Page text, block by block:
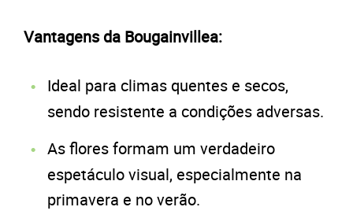
Vantagens da Bougainvillea:
Ideal para climas quentes e secos,
sendo resistente a condições adversas.
As flores formam um verdadeiro
espetáculo visual, especialmente na
primavera e no verão.